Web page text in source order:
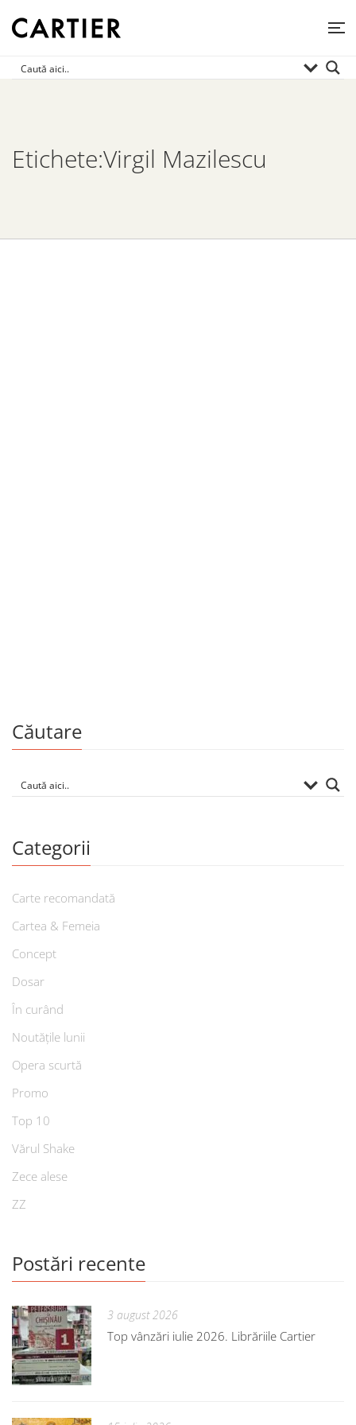
Etichete:Virgil Mazilescu
Căutare
Categorii
Carte recomandată
Cartea & Femeia
Concept
Dosar
În curând
Noutățile lunii
Opera scurtă
Promo
Top 10
Vărul Shake
Zece alese
ZZ
Postări recente
3 august 2026
Top vânzări iulie 2026. Librăriile Cartier